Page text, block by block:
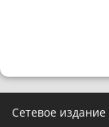
Сетевое издание